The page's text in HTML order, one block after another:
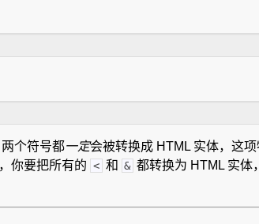
两个符号都一定会被转换成 HTML 实体，这
你要把所有的 < 和 & 都转换为 HTML 实体